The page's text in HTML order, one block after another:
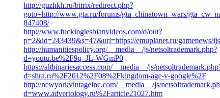
http://guzhkh.ru/bitrix/redirect.php?
goto=http://www.gta.ru/forums/gta_chinatown_wars/
847408/
http://www.fuckinglesbianvideos.com/d/out?
p=2&id=243439&s=47&url=https://emuplanet.ru/gamenews/
http://humanitiespolicy.org/__media__/js/netsoltrademark.php?
d=youtu.be%2F9q_JL-WGmP0
https://altbinariesaccess.com/__media__/js/
d=shra.ru%2F2012%2F08%2Fkingdom-age-v-google%2F
http://newyorkvintageinc.com/__media__/js/
d=www.advertology.ru%2Farticle21027.htm